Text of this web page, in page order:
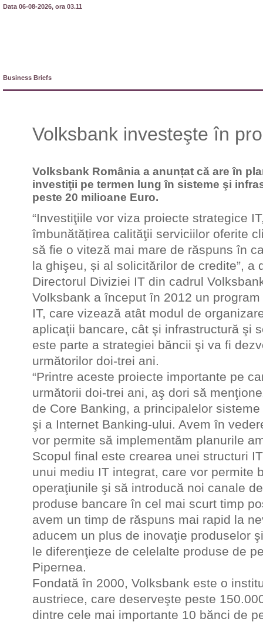
Data 06-08-2026, ora 03.11
Business Briefs
Volksbank investeşte în
Volksbank România a anunțat că are în
investiţii pe termen lung în sisteme şi
peste 20 milioane Euro.
“Investiţiile vor viza proiecte strategice
îmbunătățirea calităţii serviciilor oferite
să fie o viteză mai mare de răspuns în
la ghişeu, și al solicitărilor de credite”, a
Directorul Diviziei IT din cadrul
Volksbank a început în 2012 un
IT, care vizează atât modul de
aplicaţii bancare, cât şi infrastructură şi
este parte a strategiei băncii şi va fi
următorilor doi-trei ani.
“Printre aceste proiecte importante pe
următorii doi-trei ani, aş dori să
de Core Banking, a principalelor
şi a Internet Banking-ului. Avem în
vor permite să implementăm planurile
Scopul final este crearea unei structuri
unui mediu IT integrat, care vor permite
operaţiunile şi să introducă noi canale
produse bancare în cel mai scurt timp
avem un timp de răspuns mai rapid la
aducem un plus de inovaţie produselor
le diferenţieze de celelalte produse de
Pipernea.
Fondată în 2000, Volksbank este o
austriece, care deserveşte peste
dintre cele mai importante 10 bănci de